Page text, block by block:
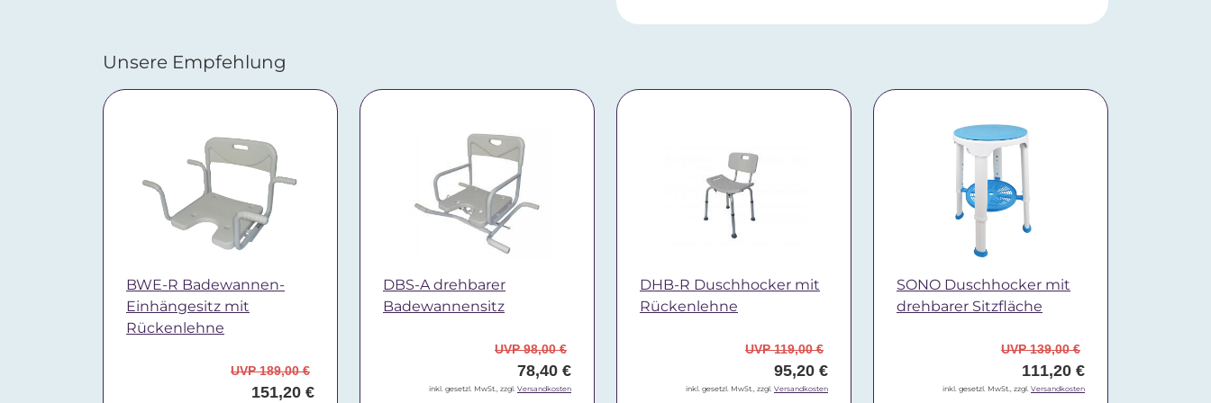
Unsere Empfehlung
BWE-R Badewannen-
Einhängesitz mit
Rückenlehne
UVP 189,00 €
151,20 €
DBS-A drehbarer
Badewannensitz
UVP 98,00 €
78,40 €
inkl. gesetzl. MwSt., zzgl. Versandkosten
DHB-R Duschhocker mit
Rückenlehne
UVP 119,00 €
95,20 €
inkl. gesetzl. MwSt., zzgl. Versandkosten
SONO Duschhocker mit
drehbarer Sitzfläche
UVP 139,00 €
111,20 €
inkl. gesetzl. MwSt., zzgl. Versandkosten